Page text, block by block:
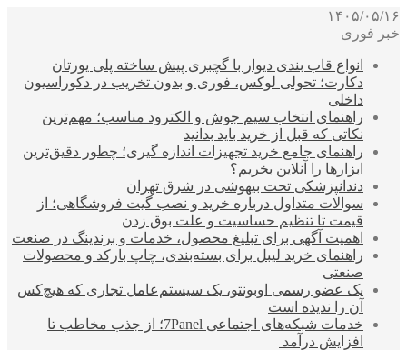
۱۴۰۵/۰۵/۱۶
خبر فوری
انواع قاب بندی دیوار با گچبری پیش ساخته پلی یورتان
دکارت؛ تحولی لوکس، فوری و بدون تخریب در دکوراسیون
داخلی
راهنمای انتخاب سیم جوش و الکترود مناسب؛ مهم‌ترین
نکاتی که قبل از خرید باید بدانید
راهنمای جامع خرید تجهیزات اندازه گیری؛ چطور دقیق‌ترین
ابزارها را آنلاین بخریم؟
دندانپزشکی تحت بیهوشی در شرق تهران
سوالات متداول درباره خرید و نصب گیت فروشگاهی؛ از
قیمت تا تنظیم حساسیت و علت بوق زدن
اهمیت آگهی برای تبلیغ محصول، خدمات و برندینگ در صنعت
راهنمای خرید لیبل برای بسته‌بندی، چاپ بارکد و محصولات
صنعتی
یک عضو رسمی اوبونتو، یک سیستم‌عامل تجاری که هیچ‌کس
آن را ندیده است
خدمات شبکه‌های اجتماعی 7Panel؛ از جذب مخاطب تا
افزایش درآمد